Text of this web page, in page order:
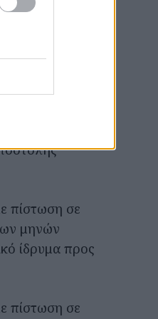
οπότε και
έκδοση
2023, η
έως την 20ή
πίστωση σε
μηνών
ίδρυμα προς
πίστωση σε